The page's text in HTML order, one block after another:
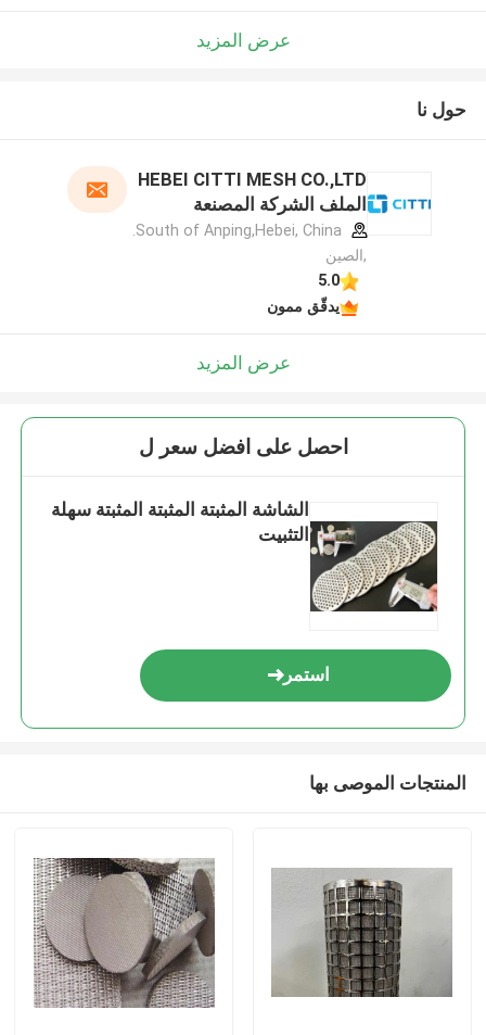
عرض المزيد
حول نا
HEBEI CITTI MESH CO.,LTD
الملف الشركة المصنعة
,الصين
5.0
يدقّق ممون
عرض المزيد
احصل على افضل سعر ل
الشاشة المثبتة المثبتة المثبتة سهلة
التثبيت
استمر
المنتجات الموصى بها